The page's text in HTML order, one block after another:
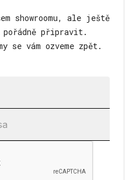
showroomu, ale ještě
připravit.
se vám ozveme zpět.